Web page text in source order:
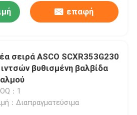
επαφή
σειρά ASCO SCXR353G230
βυθισμένη βαλβίδα
：1
：Διαπραγματεύσιμα